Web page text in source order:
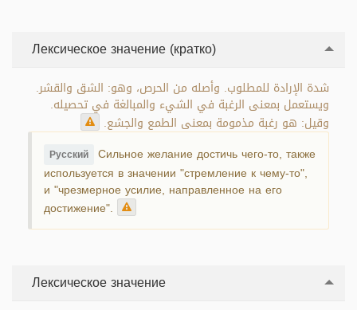
Лексическое значение (кратко)
شدة الإرادة للمطلوب. وأصله من الحرص، وهو: الشق والقشر.
ويستعمل بمعنى الرغبة في الشيء والمبالغة في تحصيله.
وقيل: هو رغبة مذمومة بمعنى الطمع والجشع.
Русский Сильное желание достичь чего-то, также
используется в значении "стремление к чему-то",
и "чрезмерное усилие, направленное на его
достижение".
Лексическое значение